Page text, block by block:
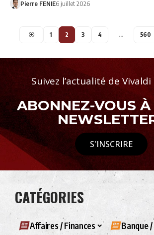
Pierre FENIE6 juillet 2026
1 2 3 4 … 560
Suivez l’actualité de
ABONNEZ-VOUS À
S'INSCRIRE
CATÉGORIES
Affaires / Finances Banque